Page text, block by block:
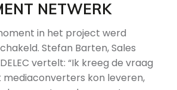
NETWERK
in het project werd
Stefan Barten, Sales
vertelt: “Ik kreeg de vraag
mediaconverters kon leveren,